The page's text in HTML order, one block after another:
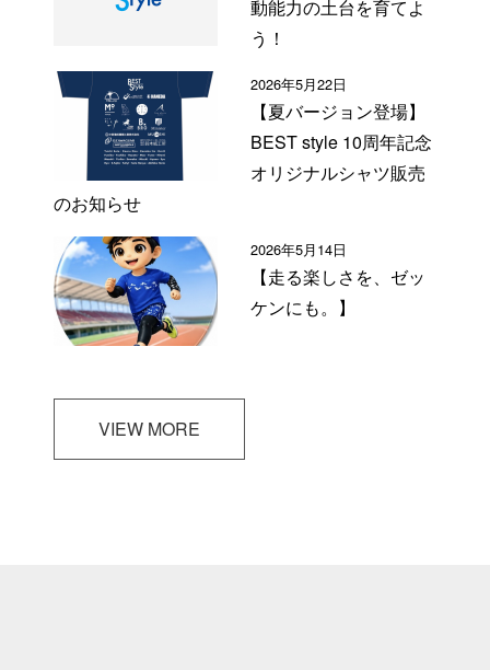
動能力の土台を育てよ
う！
2026年5月22日
【夏バージョン登場】
BEST style 10周年記念
オリジナルシャツ販売
のお知らせ
2026年5月14日
【走る楽しさを、ゼッ
ケンにも。】
VIEW MORE